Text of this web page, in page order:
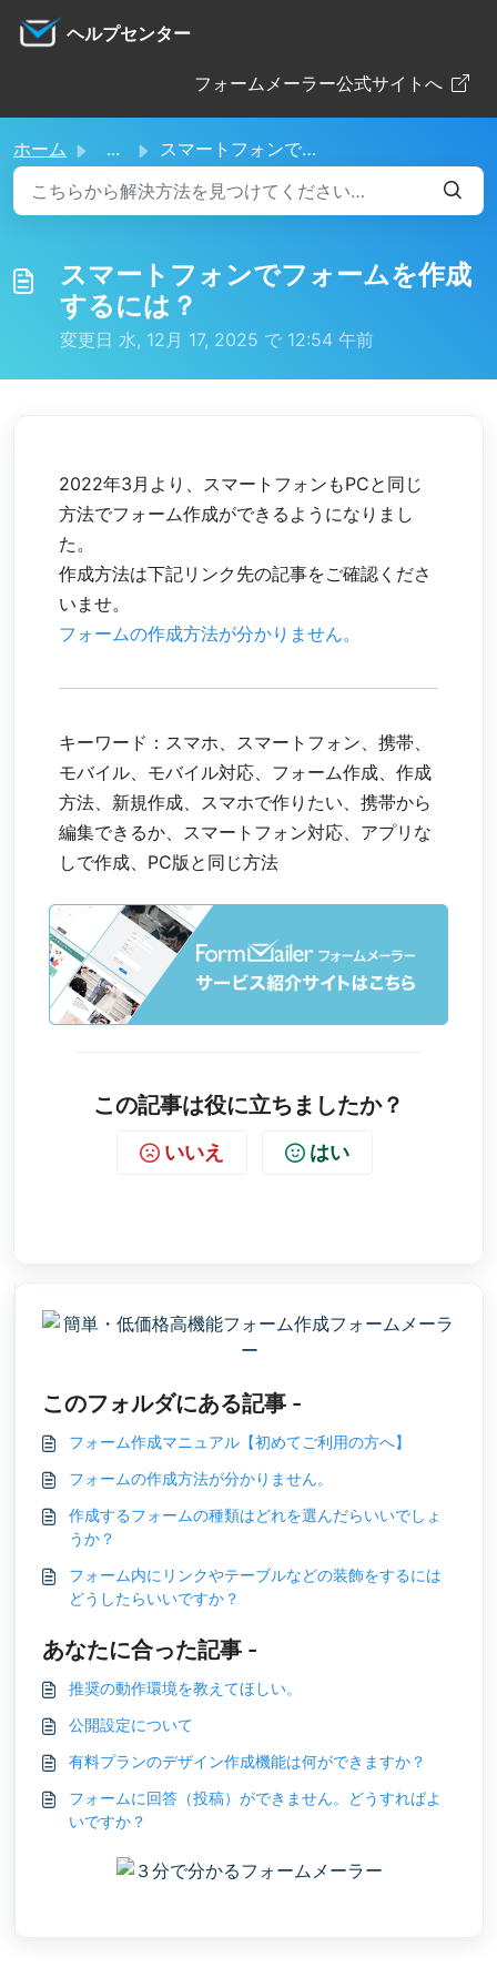
ヘルプセンター
フォームメーラー公式サイトへ
ホーム ... スマートフォンでフォームを作成するには？
スマートフォンでフォームを作成
するには？
変更日 水, 12月 17, 2025 で 12:54 午前
2022年3月より、スマートフォンもPCと同じ
方法でフォーム作成ができるようになりまし
た。
作成方法は下記リンク先の記事をご確認くださ
いませ。
フォームの作成方法が分かりません。
キーワード：スマホ、スマートフォン、携帯、
モバイル、モバイル対応、フォーム作成、作成
方法、新規作成、スマホで作りたい、携帯から
編集できるか、スマートフォン対応、アプリな
しで作成、PC版と同じ方法
この記事は役に立ちましたか？
いいえ はい
このフォルダにある記事 -
フォーム作成マニュアル【初めてご利用の方へ】
フォームの作成方法が分かりません。
作成するフォームの種類はどれを選んだらいいでしょ
うか？
フォーム内にリンクやテーブルなどの装飾をするには
どうしたらいいですか？
あなたに合った記事 -
推奨の動作環境を教えてほしい。
公開設定について
有料プランのデザイン作成機能は何ができますか？
フォームに回答（投稿）ができません。どうすればよ
いですか？